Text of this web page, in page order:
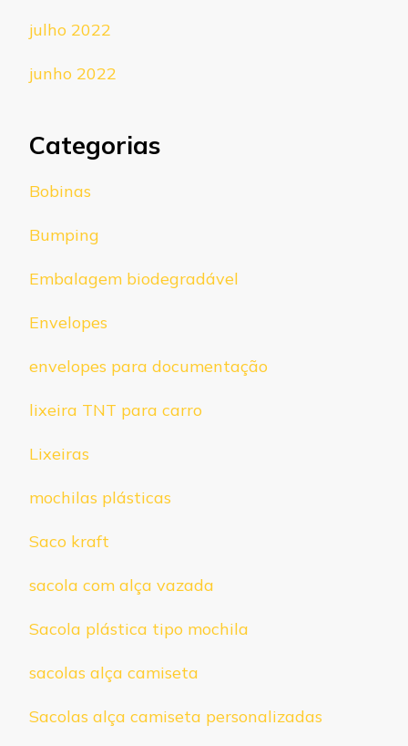
julho 2022
junho 2022
Categorias
Bobinas
Bumping
Embalagem biodegradável
Envelopes
envelopes para documentação
lixeira TNT para carro
Lixeiras
mochilas plásticas
Saco kraft
sacola com alça vazada
Sacola plástica tipo mochila
sacolas alça camiseta
Sacolas alça camiseta personalizadas